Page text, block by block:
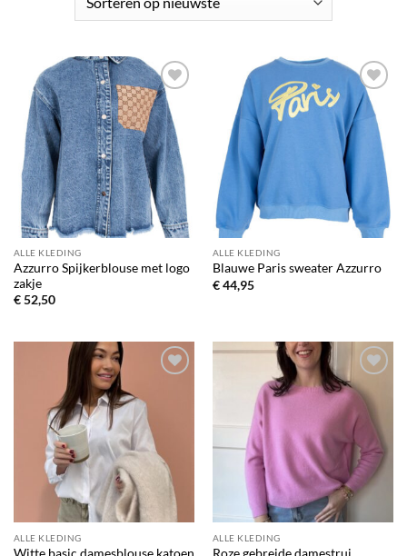
Toevoegen
aan
verlanglijst
ALLE KLEDING
Azzurro Spijkerblouse met logo
zakje
€52,50
Toevoegen
aan
verlanglijst
ALLE KLEDING
Blauwe Paris sweater Azzurro
€44,95
verlanglijst
ALLE KLEDING
Toevoegen
aan
verlanglijst
ALLE KLEDING